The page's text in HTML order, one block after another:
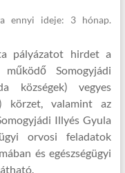
ennyi ideje: 3 hónap.
pályázatot hirdet a
Somogyjádi
községek) vegyes
körzet, valamint az
Illyés Gyula
orvosi feladatok
és egészségügyi